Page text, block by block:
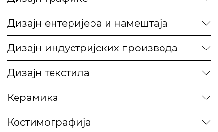
Дизајн ентеријера и намештаја
Дизајн индустријских производа
Дизајн текстила
Керамика
Костимографија